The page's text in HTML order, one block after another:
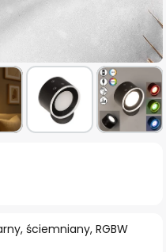
ściemniany, RGBW